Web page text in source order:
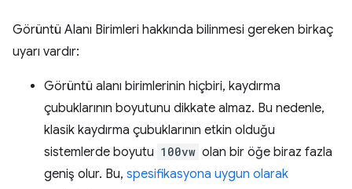
Görüntü Alanı Birimleri hakkında bilinmesi gereken birkaç
uyarı vardır:
Görüntü alanı birimlerinin hiçbiri, kaydırma
çubuklarının boyutunu dikkate almaz. Bu nedenle,
klasik kaydırma çubuklarının etkin olduğu
sistemlerde boyutu 100vw olan bir öğe biraz fazla
geniş olur. Bu, spesifikasyona uygun olarak